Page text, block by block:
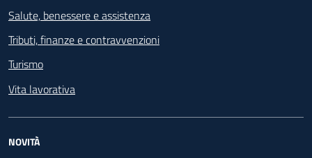
Salute, benessere e assistenza
Tributi, finanze e contravvenzioni
Turismo
Vita lavorativa
NOVITÀ